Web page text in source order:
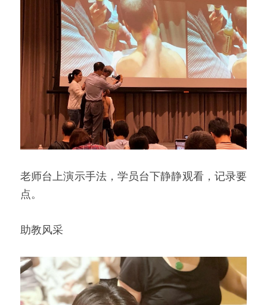
老师台上演示手法，学员台下静静观看，记录要
点。
助教风采